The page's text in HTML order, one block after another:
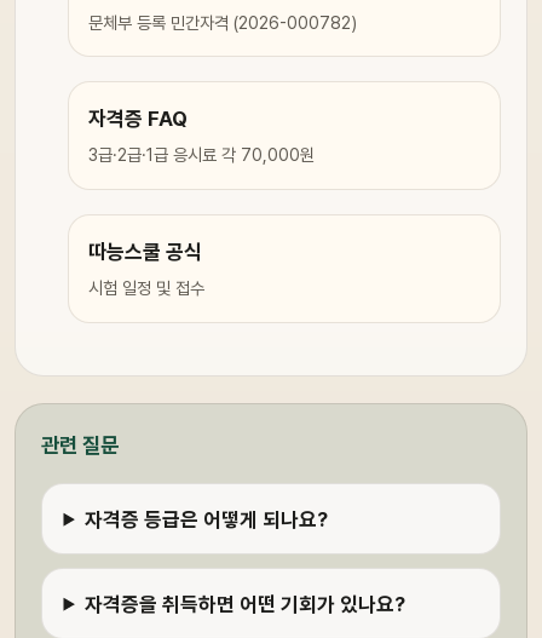
문체부 등록 민간자격 (2026-000782)
자격증 FAQ
3급·2급·1급 응시료 각 70,000원
따능스쿨 공식
시험 일정 및 접수
관련 질문
자격증 등급은 어떻게 되나요?
자격증을 취득하면 어떤 기회가 있나요?